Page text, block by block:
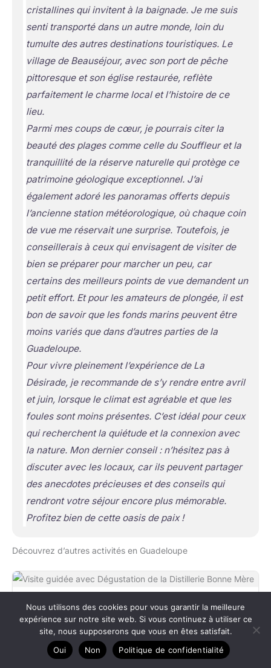
cristallines qui invitent à la baignade. Je me suis
senti transporté dans un autre monde, loin du
tumulte des autres destinations touristiques. Le
village de Beauséjour, avec son port de pêche
pittoresque et son église restaurée, reflète
parfaitement le charme local et l’histoire de ce
lieu.
Parmi mes coups de cœur, je pourrais citer la
beauté des plages comme celle du Souffleur et la
tranquillité de la réserve naturelle qui protège ce
patrimoine géologique exceptionnel. J’ai
également adoré les panoramas offerts depuis
l’ancienne station météorologique, où chaque coin
de vue me réservait une surprise. Toutefois, je
conseillerais à ceux qui envisagent de visiter de
bien se préparer pour marcher un peu, car
certains des meilleurs points de vue demandent un
petit effort. Et pour les amateurs de plongée, il est
bon de savoir que les fonds marins peuvent être
moins variés que dans d’autres parties de la
Guadeloupe.
Pour vivre pleinement l’expérience de La
Désirade, je recommande de s’y rendre entre avril
et juin, lorsque le climat est agréable et que les
foules sont moins présentes. C’est idéal pour ceux
qui recherchent la quiétude et la connexion avec
la nature. Mon dernier conseil : n’hésitez pas à
discuter avec les locaux, car ils peuvent partager
des anecdotes précieuses et des conseils qui
rendront votre séjour encore plus mémorable.
Profitez bien de cette oasis de paix !
Découvrez d’autres activités en Guadeloupe
4,9 (145)
Visite guidée avec Dégustation de la Distillerie
Bonne Mère
Île de Basse-Terre, Guadeloupe
Annulation gratuite
Nous utilisons des cookies pour vous garantir la meilleure
expérience sur notre site web. Si vous continuez à utiliser ce
site, nous supposerons que vous en êtes satisfait.
Oui
Non Politique de confidentialité